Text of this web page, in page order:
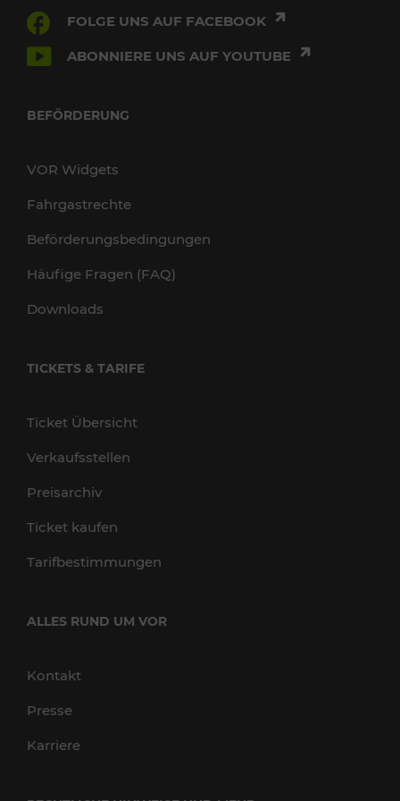
FOLGE UNS AUF FACEBOOK
ABONNIERE UNS AUF YOUTUBE
BEFÖRDERUNG
VOR Widgets
Fahrgastrechte
Beförderungsbedingungen
Häufige Fragen (FAQ)
Downloads
TICKETS & TARIFE
Ticket Übersicht
Verkaufsstellen
Preisarchiv
Ticket kaufen
Tarifbestimmungen
ALLES RUND UM VOR
Kontakt
Presse
Karriere